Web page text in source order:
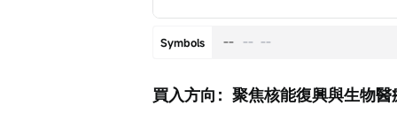
Symbols -- -- --
買入方向：聚焦核能復興與生物醫